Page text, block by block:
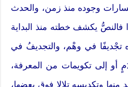
وجوده منذ زمن، والحدث
فالنصُّ يكشف خطته منذ البداية
تجْديفًا في وهْم، والتجديفُ في
أو إلى تكويمات من المعرفة،
منها وتكديسه تلالا فوق بعضها،